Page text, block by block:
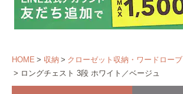
HOME 収納
クローゼット収納・ワードローブ
ロングチェスト 3段 ホワイト／ベージュ